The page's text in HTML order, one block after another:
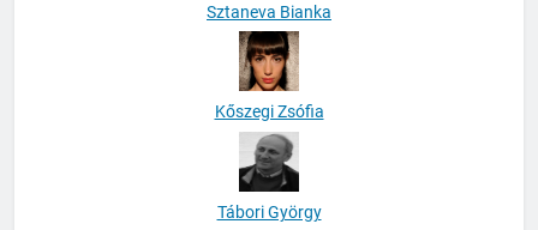
Sztaneva Bianka
Kőszegi Zsófia
Tábori György